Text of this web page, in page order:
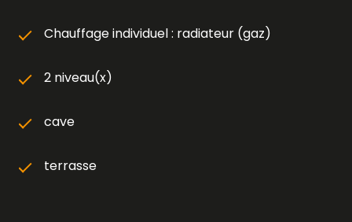
Chauffage individuel : radiateur (gaz)
2 niveau(x)
cave
terrasse